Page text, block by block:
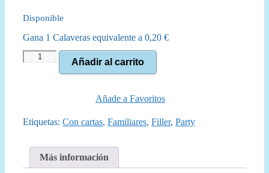
era:
14,50 €.
es:
12,95 €.
Disponible
Gana 1 Calaveras equivalente a 0,20 €
That's
not
Añadir al carrito
Añade a Favoritos
Etiquetas: Con cartas, Familiares, Filler, Party
Más información